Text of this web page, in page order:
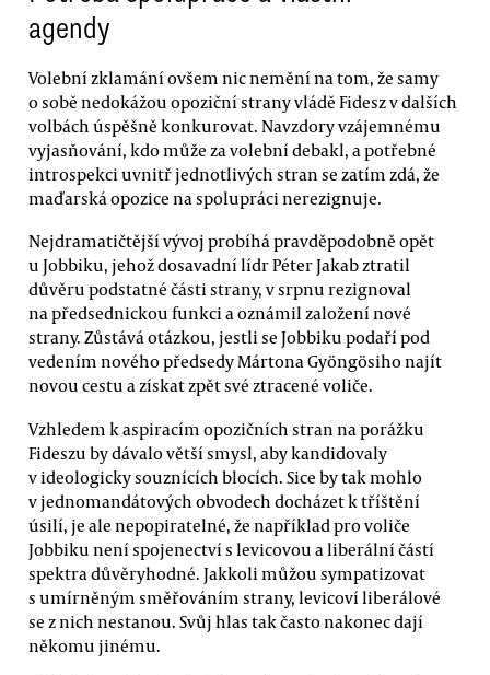
agendy
Volební zklamání ovšem nic nemění na tom, že samy
o sobě nedokážou opoziční strany vládě Fidesz v dalších
volbách úspěšně konkurovat. Navzdory vzájemnému
vyjasňování, kdo může za volební debakl, a potřebné
introspekci uvnitř jednotlivých stran se zatím zdá, že
maďarská opozice na spolupráci nerezignuje.
Nejdramatičtější vývoj probíhá pravděpodobně opět
u Jobbiku, jehož dosavadní lídr Péter Jakab ztratil
důvěru podstatné části strany, v srpnu rezignoval
na předsednickou funkci a oznámil založení nové
strany. Zůstává otázkou, jestli se Jobbiku podaří pod
vedením nového předsedy Mártona Gyöngösiho najít
novou cestu a získat zpět své ztracené voliče.
Vzhledem k aspiracím opozičních stran na porážku
Fideszu by dávalo větší smysl, aby kandidovaly
v ideologicky souznících blocích. Sice by tak mohlo
v jednomandátových obvodech docházet k tříštění
úsilí, je ale nepopiratelné, že například pro voliče
Jobbiku není spojenectví s levicovou a liberální částí
spektra důvěryhodné. Jakkoli můžou sympatizovat
s umírněným směřováním strany, levicoví liberálové
se z nich nestanou. Svůj hlas tak často nakonec dají
někomu jinému.